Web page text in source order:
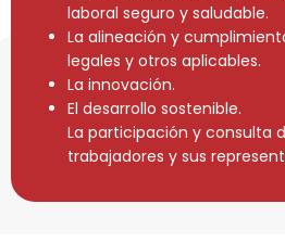
laboral seguro y saludable.
La alineación y
legales y otros aplicables.
La innovación.
El desarrollo sostenible.
La participación y consulta
trabajadores y sus